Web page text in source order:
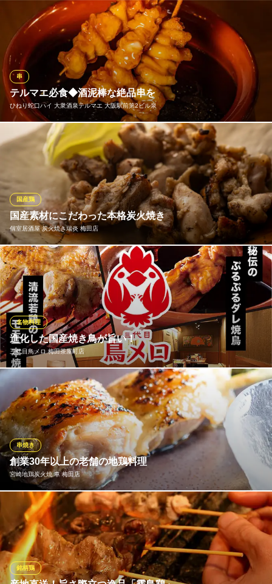
焼き鳥
阪急線梅田駅 徒歩3分
大阪府大阪市北区芝田1-3-10
当店では安心・安全で新鮮な「大山どり」を使用した焼き鳥をご
用意しております。大山山麓のきれいな空気と水でのびのびスト
レスなく育った「大山どり」は脂乗りのバランスがよく、栄養た
っぷり！ジューシーで旨味が凝縮された鶏肉を一本一本職人が技
術と心を込めて焼き上げました！楽蔵にいらした際は是非ご堪能
ください。
全席個室 楽蔵うたげ 梅田店
厳選素材の贅沢和食
阪急線大阪梅田駅 徒歩4分
大阪府大阪市北区小松原町1-10 梅田パルビル 8F
テルマエ必食◆酒泥棒な絶品串を
ひねり蛇口ハイ 大衆酒泉テルマエ 大阪駅前第2ビル泉
串
テルマエの看板名物！やみつきになるおいしさをリーズナブルな
価格で。ビールと合わせても300円以内ととにかく安い！！
ひねり蛇口ハイ 大衆酒泉テルマエ 大阪駅前第2ビル泉
赤字覚悟の価格破壊
ＪＲ東西線北新地駅 徒歩2分
大阪府大阪市北区梅田1-2-2 大阪駅前第2ビルB1
国産素材にこだわった本格炭火焼き
個室居酒屋 炭火焼き瑞炎 梅田店
国産鶏
国産品を使用し、15時間かけて作った自慢の秘伝たれをつけて炭
火で焼き上げる本格派。野菜もすべて国産ですので、お安く上質
なお料理をリーズナブルにお楽しみいただけます◎おすすめの
「鶏のつくり盛り合わせ」は新鮮な朝引き鶏を使用しており、大
人気メニューとなっております。
個室居酒屋 炭火焼き瑞炎 梅田店
焼鳥 居酒屋
阪急線大阪梅田駅 徒歩3分
大阪府大阪市北区芝田1-15-21
進化した国産焼き鳥が旨い！
三代目鳥メロ 梅田茶屋町店
名物料理
鳥メロの焼鳥が、さらにおいしく進化しました。看板商品の焼き
鳥は、国産チルド原料を使用し、仕込みから焼きまで工程を一
新。冷凍に頼らないチルドならではの鮮度と旨みで、ささみ串は
しっとり、レバー串は濃厚な味わいに。ひと口食べれば違いが分
かる、鳥メロ自慢の焼き鳥をぜひご堪能ください。
三代目鳥メロ 梅田茶屋町店
梅田居酒屋宴会大人数
阪急線梅田駅 徒歩3分
大阪府大阪市北区茶屋町2-16 e-square chayamachi 3F
創業30年以上の老舗の地鶏料理
宮崎地鶏炭火焼 車 梅田店
串焼き
創業30年以上もの長きに渡り愛され続けている当店の串焼き。認
定の焼き師が鶏の旨みを最大限に引き出し、ご提供させていただ
きます。炭火の香ばしさが広がり、炭火ならではの食感をお試し
ください。
宮崎地鶏炭火焼 車 梅田店
銘柄鶏